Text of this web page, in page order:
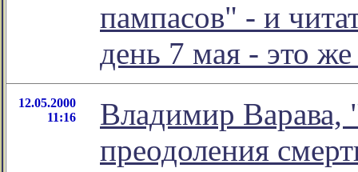
пампасов" - и
день 7 мая - это
12.05.2000
11:16
Владимир Варава,
преодоления